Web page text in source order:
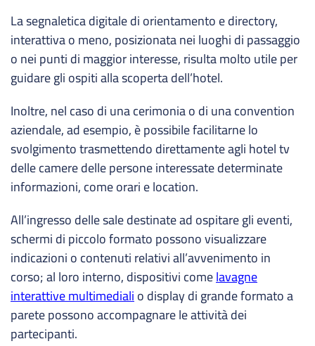
La segnaletica digitale di orientamento e directory,
interattiva o meno, posizionata nei luoghi di passaggio
o nei punti di maggior interesse, risulta molto utile per
guidare gli ospiti alla scoperta dell’hotel.
Inoltre, nel caso di una cerimonia o di una convention
aziendale, ad esempio, è possibile facilitarne lo
svolgimento trasmettendo direttamente agli hotel tv
delle camere delle persone interessate determinate
informazioni, come orari e location.
All’ingresso delle sale destinate ad ospitare gli eventi,
schermi di piccolo formato possono visualizzare
indicazioni o contenuti relativi all’avvenimento in
corso; al loro interno, dispositivi comelavagne
interattive multimedialio display di grande formato a
parete possono accompagnare le attività dei
partecipanti.